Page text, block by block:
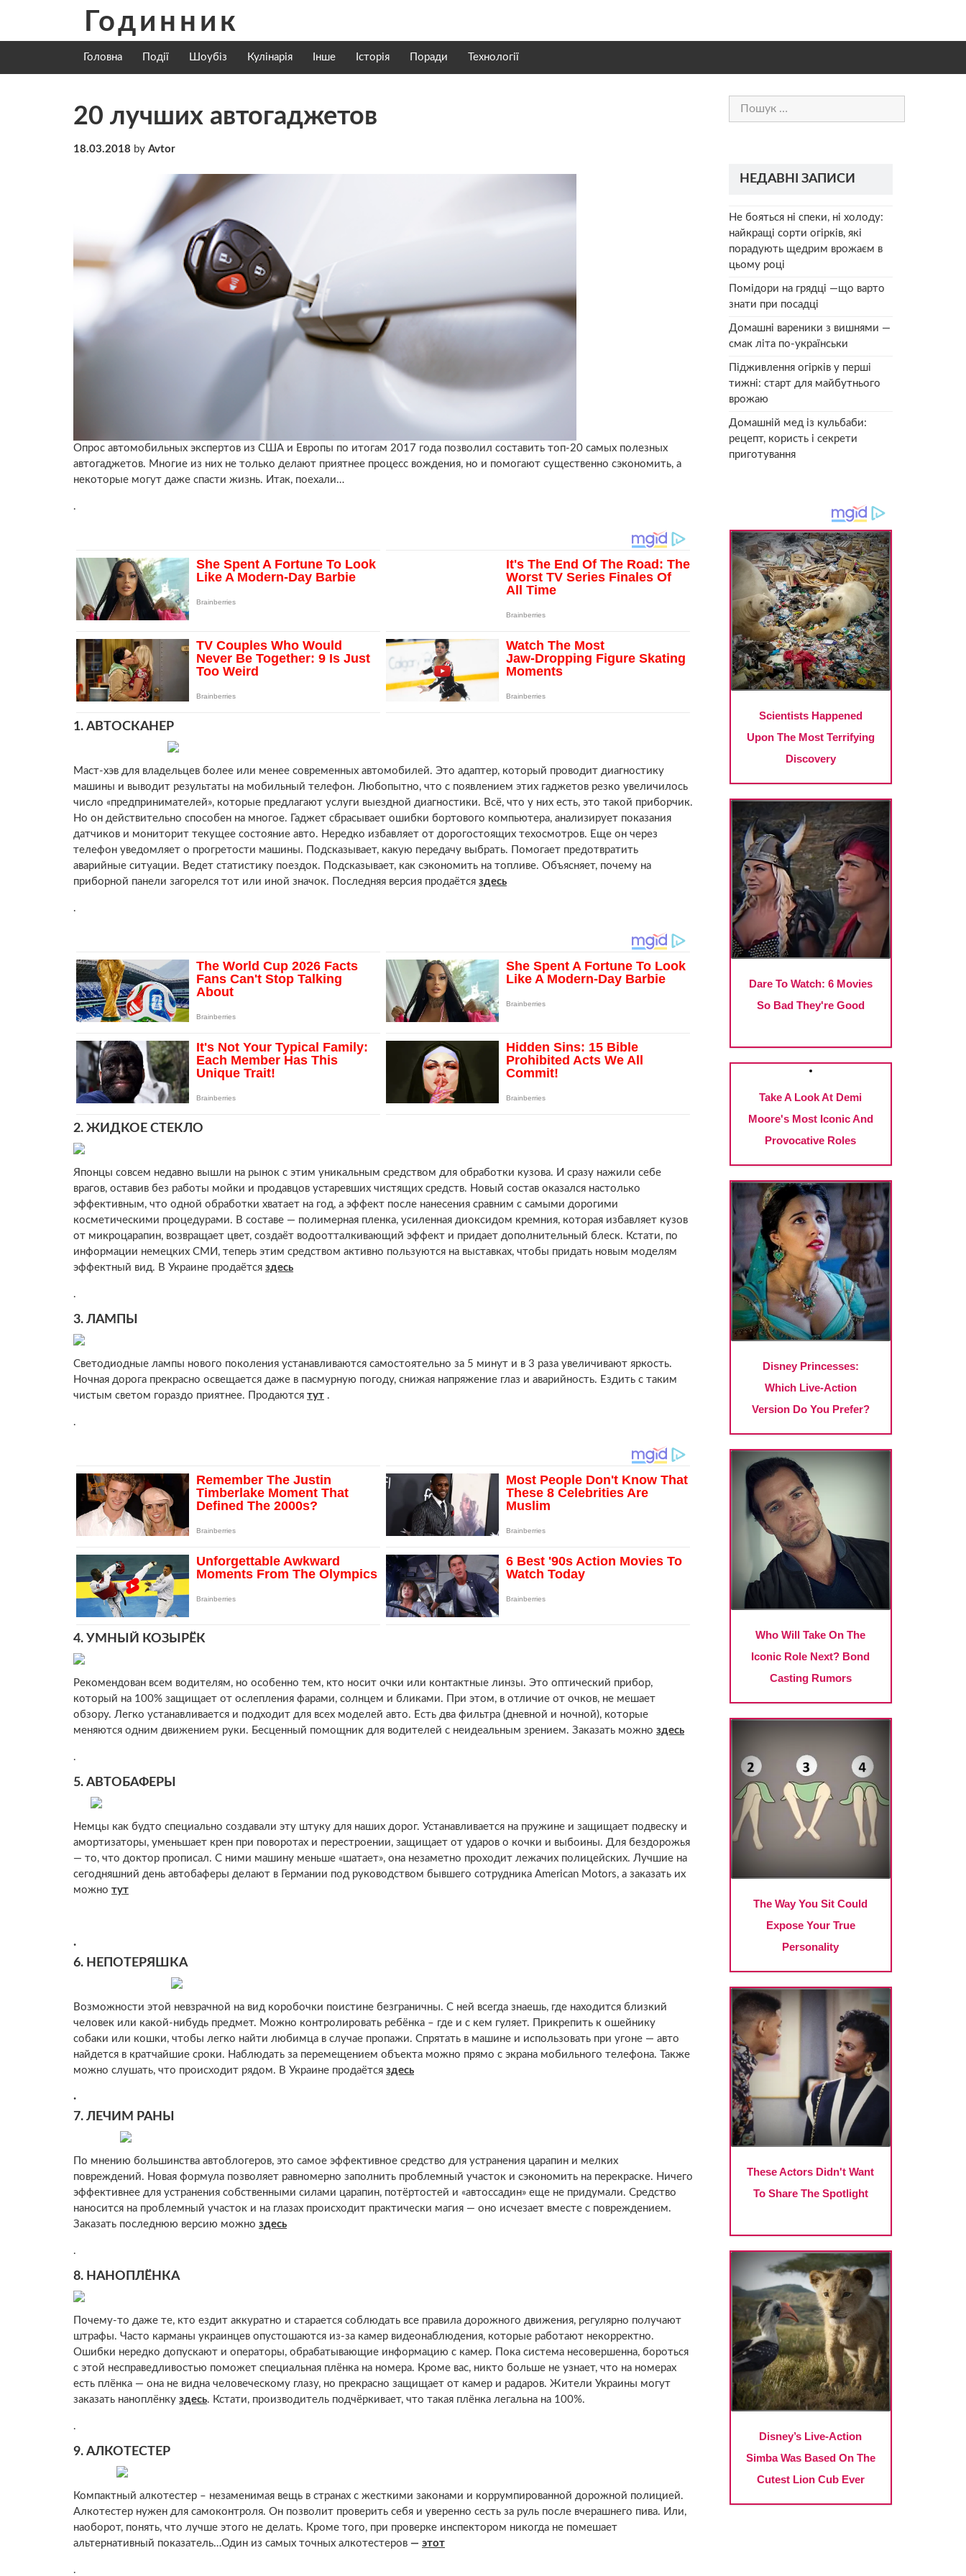
content
Годинник
Головна Події Шоубіз Кулінарія Інше Історія Поради Технології
20 лучших автогаджетов
18.03.2018 by Avtor
Опрос автомобильных экспертов из США и Европы по итогам 2017 года позволил составить топ-20 самых полезных
автогаджетов. Многие из них не только делают приятнее процесс вождения, но и помогают существенно сэкономить, а
некоторые могут даже спасти жизнь. Итак, поехали…
.
1. АВТОСКАНЕР
Маст-хэв для владельцев более или менее современных автомобилей. Это адаптер, который проводит диагностику
машины и выводит результаты на мобильный телефон. Любопытно, что с появлением этих гаджетов резко увеличилось
число «предпринимателей», которые предлагают услуги выездной диагностики. Всё, что у них есть, это такой приборчик.
Но он действительно способен на многое. Гаджет сбрасывает ошибки бортового компьютера, анализирует показания
датчиков и мониторит текущее состояние авто. Нередко избавляет от дорогостоящих техосмотров. Еще он через
телефон уведомляет о прогретости машины. Подсказывает, какую передачу выбрать. Помогает предотвратить
аварийные ситуации. Ведет статистику поездок. Подсказывает, как сэкономить на топливе. Объясняет, почему на
приборной панели загорелся тот или иной значок. Последняя версия продаётся здесь
.
2. ЖИДКОЕ СТЕКЛО
Японцы совсем недавно вышли на рынок с этим уникальным средством для обработки кузова. И сразу нажили себе
врагов, оставив без работы мойки и продавцов устаревших чистящих средств. Новый состав оказался настолько
эффективным, что одной обработки хватает на год, а эффект после нанесения сравним с самыми дорогими
косметическими процедурами. В составе — полимерная пленка, усиленная диоксидом кремния, которая избавляет кузов
от микроцарапин, возвращает цвет, создаёт водоотталкивающий эффект и придает дополнительный блеск. Кстати, по
информации немецких СМИ, теперь этим средством активно пользуются на выставках, чтобы придать новым моделям
эффектный вид. В Украине продаётся здесь
.
3. ЛАМПЫ
Светодиодные лампы нового поколения устанавливаются самостоятельно за 5 минут и в 3 раза увеличивают яркость.
Ночная дорога прекрасно освещается даже в пасмурную погоду, снижая напряжение глаз и аварийность. Ездить с таким
чистым светом гораздо приятнее. Продаются тут .
.
4. УМНЫЙ КОЗЫРЁК
Рекомендован всем водителям, но особенно тем, кто носит очки или контактные линзы. Это оптический прибор,
который на 100% защищает от ослепления фарами, солнцем и бликами. При этом, в отличие от очков, не мешает
обзору. Легко устанавливается и подходит для всех моделей авто. Есть два фильтра (дневной и ночной), которые
меняются одним движением руки. Бесценный помощник для водителей с неидеальным зрением. Заказать можно здесь
.
5. АВТОБАФЕРЫ
Немцы как будто специально создавали эту штуку для наших дорог. Устанавливается на пружине и защищает подвеску и
амортизаторы, уменьшает крен при поворотах и перестроении, защищает от ударов о кочки и выбоины. Для бездорожья
— то, что доктор прописал. С ними машину меньше «шатает», она незаметно проходит лежачих полицейских. Лучшие на
сегодняшний день автобаферы делают в Германии под руководством бывшего сотрудника American Motors, а заказать их
можно тут
.
6. НЕПОТЕРЯШКА
Возможности этой невзрачной на вид коробочки поистине безграничны. С ней всегда знаешь, где находится близкий
человек или какой-нибудь предмет. Можно контролировать ребёнка – где и с кем гуляет. Прикрепить к ошейнику
собаки или кошки, чтобы легко найти любимца в случае пропажи. Спрятать в машине и использовать при угоне — авто
найдется в кратчайшие сроки. Наблюдать за перемещением объекта можно прямо с экрана мобильного телефона. Также
можно слушать, что происходит рядом. В Украине продаётся здесь
.
7. ЛЕЧИМ РАНЫ
По мнению большинства автоблогеров, это самое эффективное средство для устранения царапин и мелких
повреждений. Новая формула позволяет равномерно заполнить проблемный участок и сэкономить на перекраске. Ничего
эффективнее для устранения собственными силами царапин, потёртостей и «автоссадин» еще не придумали. Средство
наносится на проблемный участок и на глазах происходит практически магия — оно исчезает вместе с повреждением.
Заказать последнюю версию можно здесь
.
8. НАНОПЛЁНКА
Почему-то даже те, кто ездит аккуратно и старается соблюдать все правила дорожного движения, регулярно получают
штрафы. Часто карманы украинцев опустошаются из-за камер видеонаблюдения, которые работают некорректно.
Ошибки нередко допускают и операторы, обрабатывающие информацию с камер. Пока система несовершенна, бороться
с этой несправедливостью поможет специальная плёнка на номера. Кроме вас, никто больше не узнает, что на номерах
есть плёнка — она не видна человеческому глазу, но прекрасно защищает от камер и радаров. Жители Украины могут
заказать наноплёнку здесь. Кстати, производитель подчёркивает, что такая плёнка легальна на 100%.
.
9. АЛКОТЕСТЕР
Компактный алкотестер – незаменимая вещь в странах с жесткими законами и коррумпированной дорожной полицией.
Алкотестер нужен для самоконтроля. Он позволит проверить себя и уверенно сесть за руль после вчерашнего пива. Или,
наоборот, понять, что лучше этого не делать. Кроме того, при проверке инспектором никогда не помешает
альтернативный показатель…Один из самых точных алкотестеров — этот
.
Пошук:
НЕДАВНІ ЗАПИСИ
Не бояться ні спеки, ні холоду:
найкращі сорти огірків, які
порадують щедрим врожаєм в
цьому році
Помідори на грядці —що варто
знати при посадці
Домашні вареники з вишнями —
смак літа по-українськи
Підживлення огірків у перші
тижні: старт для майбутнього
врожаю
Домашній мед із кульбаби:
рецепт, користь і секрети
приготування